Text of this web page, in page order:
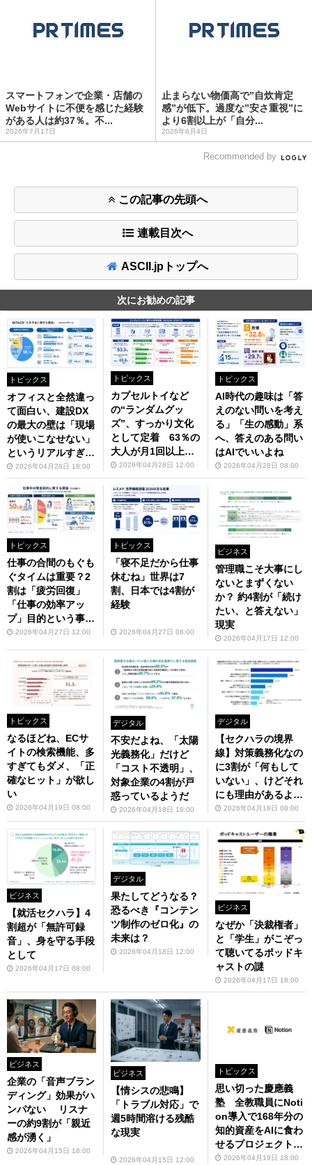
スマートフォンで企業・店舗の
Webサイトに不便を感じた経験
がある人は約37％。不...
2026年7月17日
止まらない物価高で”自炊肯定
感”が低下。過度な”安さ重視”に
より6割以上が「自分...
2026年6月4日
Recommended by
この記事の先頭へ
連載目次へ
ASCII.jpトップへ
次にお勧めの記事
トピックス
オフィスと全然違っ
て面白い、建設DX
の最大の壁は「現場
が使いこなせない」
というリアルすぎる
声2026年04月28日 18:00
トピックス
カプセルトイなど
の“ランダムグッ
ズ”、すっかり文化
として定着 63％の
大人が月1回以上購
入2026年04月28日 12:00
トピックス
AI時代の趣味は「答
えのない問いを考え
る」「生の感動」系
へ、答えのある問い
はAIでいいよね
2026年04月28日 08:00
トピックス
仕事の合間のもぐも
ぐタイムは重要？2
割は「疲労回復」
「仕事の効率アッ
プ」目的という事だ
が……
2026年04月27日 12:00
トピックス
「寝不足だから仕事
休むね」世界は7
割、日本では4割が
経験
2026年04月27日 08:00
ビジネス
管理職こそ大事にし
ないとまずくない
か？ 約4割が「続け
たい、と答えない」
現実
2026年04月17日 12:00
トピックス
なるほどね、ECサ
イトの検索機能、多
すぎてもダメ、「正
確なヒット」が欲し
い
2026年04月19日 08:00
デジタル
不安だよね、「太陽
光義務化」だけど
「コスト不透明」、
対象企業の4割が戸
惑っているようだ
2026年04月18日 18:00
デジタル
【セクハラの境界
線】対策義務化なの
に3割が「何もして
いない」、けどそれ
にも理由があるよう
だ2026年04月18日 08:00
ビジネス
【就活セクハラ】4
割超が「無許可録
音」、身を守る手段
として
2026年04月17日 08:00
デジタル
果たしてどうなる？
恐るべき『コンテン
ツ制作のゼロ化』の
未来は？
2026年04月18日 12:00
ビジネス
なぜか「決裁権者」
と「学生」がこぞっ
て聴いてるポッドキ
ャストの謎
2026年04月17日 18:00
ビジネス
企業の「音声ブラン
ディング」効果がハ
ンパない リスナ
ーの約9割が「親近
感が湧く」
2026年04月15日 18:00
ビジネス
【情シスの悲鳴】
「トラブル対応」で
週5時間溶ける残酷
な現実
2026年04月15日 12:00
トピックス
思い切った慶應義
塾 全教職員にNoti
on導入で168年分の
知的資産をAIに食わ
せるプロジェクトが
始動2026年04月19日 18:00